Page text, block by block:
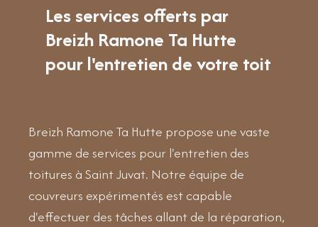
Les services offerts par
Breizh Ramone Ta Hutte
pour l'entretien de votre toit
Breizh Ramone Ta Hutte propose une vaste
gamme de services pour l'entretien des
toitures à Saint Juvat. Notre équipe de
couvreurs expérimentés est capable
d'effectuer des tâches allant de la réparation,